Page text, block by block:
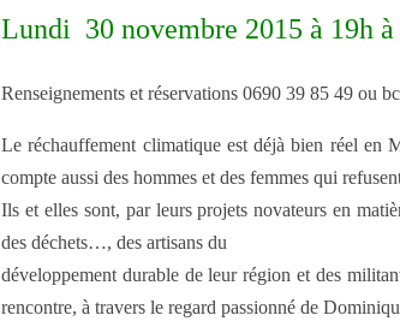
Lundi 30 novembre 2015 à 19h à
Renseignements et réservations 0690 39 85 49 ou
Le réchauffement climatique est déjà bien réel en
compte aussi des hommes et des femmes qui
Ils et elles sont, par leurs projets novateurs en
des déchets…, des artisans du
développement durable de leur région et des
rencontre, à travers le regard passionné de